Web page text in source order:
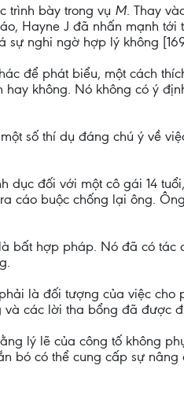
trình bày trong vụ M. Thay
Hayne J đã nhấn mạnh tới
sự nghi ngờ hợp lý không
để phát biểu, một cách
không. Nó không có ý
số thí dụ đáng chú ý về
dục đối với một cô gái 14
cáo buộc chống lại ông.
bất hợp pháp. Nó đã có tác
là đối tượng của việc cho
và các lời tha bổng đã được
lý lẽ của công tố không
bó có thể cung cấp sự nâng